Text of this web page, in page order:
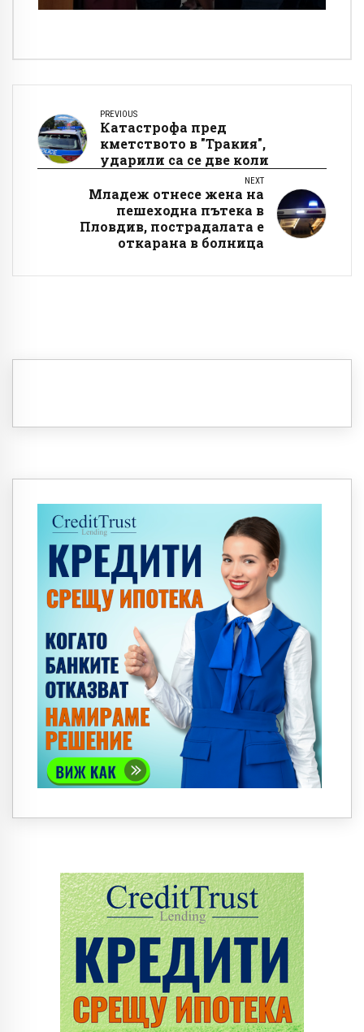
PREVIOUS
Катастрофа пред
кметството в "Тракия",
ударили са се две коли
NEXT
Младеж отнесе жена на
пешеходна пътека в
Пловдив, пострадалата е
откарана в болница